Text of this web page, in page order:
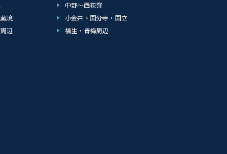
中野～西荻窪
境
小金井・国分寺・国立
辺 福生・青梅周辺